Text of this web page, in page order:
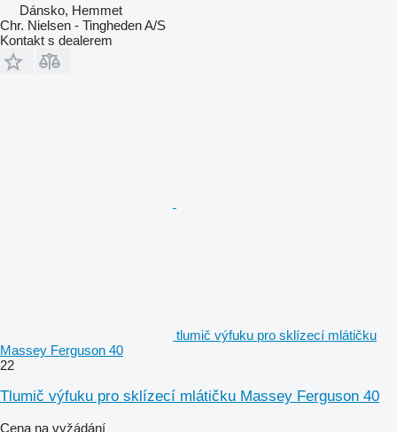
Dánsko, Hemmet
Chr. Nielsen - Tingheden A/S
Kontakt s dealerem
tlumič výfuku pro sklízecí mlátičku
Massey Ferguson 40
22
Tlumič výfuku pro sklízecí mlátičku Massey Ferguson 40
Cena na vyžádání